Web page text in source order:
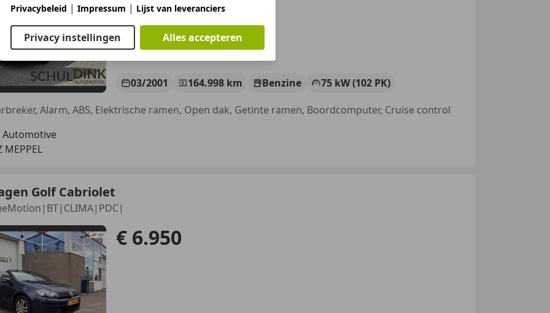
03/2001 164.998 km Benzine
75 kW (102 PK)
Alarm, ABS, Elektrische ramen, Open dak, Getinte ramen, Boordcomputer, Cruise control
Automotive
MEPPEL
Golf Cabriolet
€ 6.950
Privacybeleid | Impressum | Lijst van leveranciers
Privacy instellingen Alles accepteren